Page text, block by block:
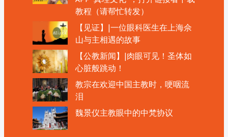
教程（请帮忙转发）
【见证】|一位眼科医生在上海佘
山与主相遇的故事
【公教新闻】|肉眼可见！圣体如
心脏般跳动！
教宗在欢迎中国主教时，哽咽流
泪
魏景仪主教眼中的中梵协议